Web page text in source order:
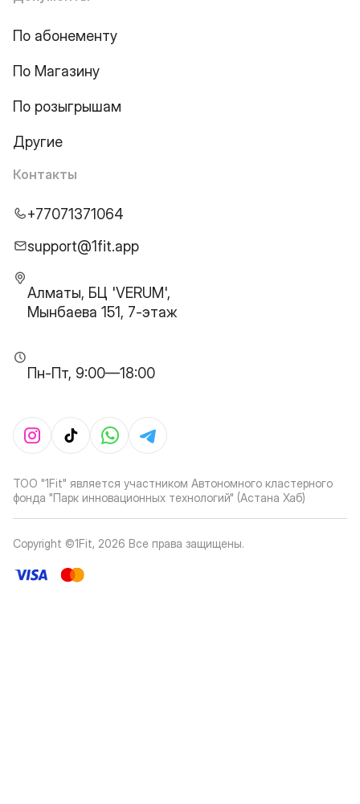
По абонементу
По Магазину
По розыгрышам
Другие
Контакты
+77071371064
support@1fit.app
Алматы, БЦ 'VERUM',
Мынбаева 151, 7-этаж
Пн-Пт, 9:00—18:00
ТОО "1Fit" является участником Автономного кластерного
фонда "Парк инновационных технологий" (Астана Хаб)
Copyright ©1Fit, 2026 Все права защищены.